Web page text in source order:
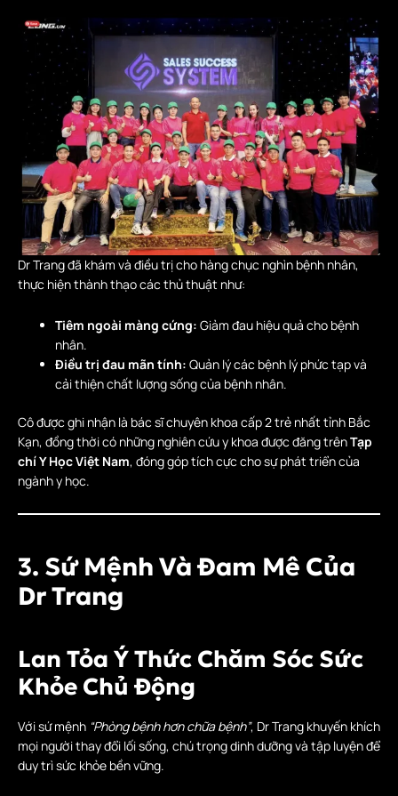
Dr Trang đã khám và điều trị cho hàng chục nghìn bệnh nhân,
thực hiện thành thạo các thủ thuật như:
Tiêm ngoài màng cứng: Giảm đau hiệu quả cho bệnh
nhân.
Điều trị đau mãn tính: Quản lý các bệnh lý phức tạp và
cải thiện chất lượng sống của bệnh nhân.
Cô được ghi nhận là bác sĩ chuyên khoa cấp 2 trẻ nhất tỉnh Bắc
Kạn, đồng thời có những nghiên cứu y khoa được đăng trênTạp
chí Y Học Việt Nam, đóng góp tích cực cho sự phát triển của
ngành y học.
3. Sứ Mệnh Và Đam Mê Của
Dr Trang
Lan Tỏa Ý Thức Chăm Sóc Sức
Khỏe Chủ Động
Với sứ mệnh “Phòng bệnh hơn chữa bệnh”, Dr Trang khuyến khích
mọi người thay đổi lối sống, chú trọng dinh dưỡng và tập luyện để
duy trì sức khỏe bền vững.